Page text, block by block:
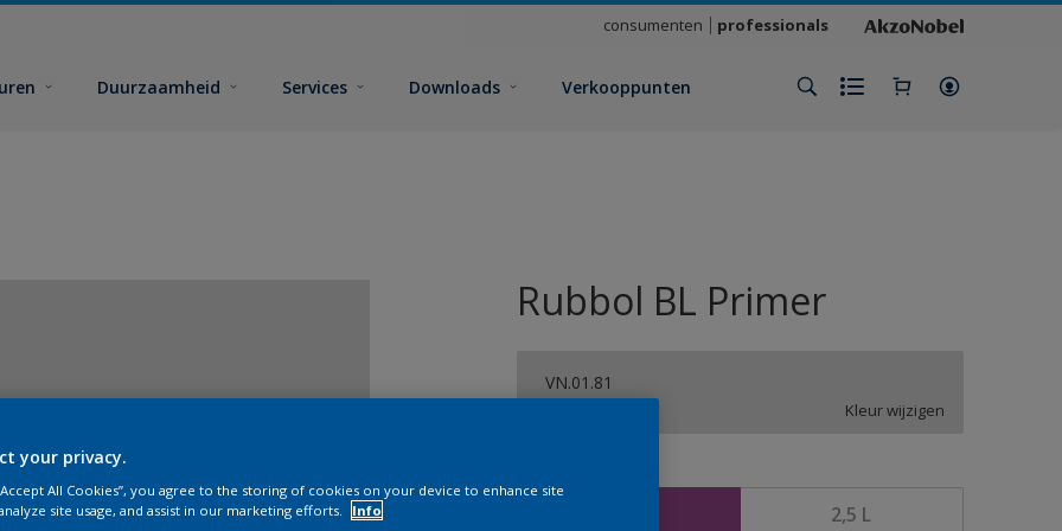
consumenten professionals
Duurzaamheid Services Downloads Verkooppunten
Rubbol BL Primer
VN.01.81
Kleur wijzigen
2,5 L
your privacy.
All Cookies”, you agree to the storing of cookies on your device to enhance site
site usage, and assist in our marketing efforts.
Info